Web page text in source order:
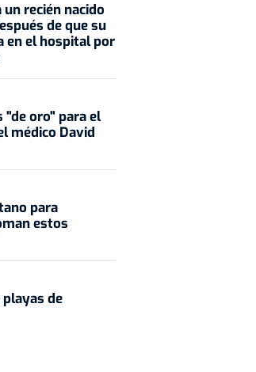
recién nacido
de que su
en el hospital por
"de oro" para el
médico David
para
estos
playas de